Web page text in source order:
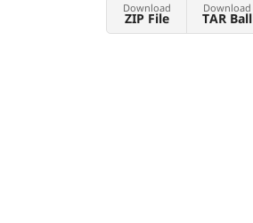
Download
ZIP File
Download
TAR Ball